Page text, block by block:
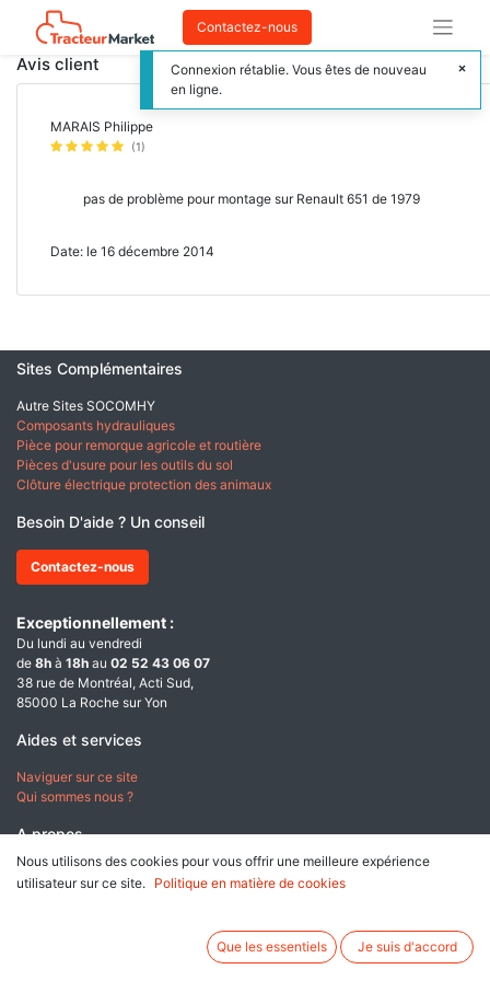
Contactez-nous
Avis client
MARAIS Philippe
(1)
pas de problème pour montage sur Renault 651 de 1979
Date: le 16 décembre 2014
Sites Complémentaires
Autre Sites SOCOMHY
Composants hydrauliques
Pièce pour remorque agricole et routière
Pièces d'usure pour les outils du sol
Clôture électrique protection des animaux
Besoin D'aide ? Un conseil
Contactez-nous
Exceptionnellement :
Du lundi au vendredi
de 8h à 18h au 02 52 43 06 07
38 rue de Montréal, Acti Sud,
85000 La Roche sur Yon
Aides et services
Naviguer sur ce site
Qui sommes nous ?
A propos
Conditions générales de ventes
Données personnelles & Cookies
Nous utilisons des cookies pour vous offrir une meilleure expérience
utilisateur sur ce site.
Politique en matière de cookies
Que les essentiels Je suis d'accord
Connexion rétablie. Vous êtes de nouveau
en ligne.